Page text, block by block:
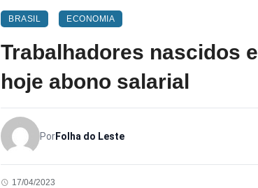
BRASIL ECONOMIA
Trabalhadores nascidos
hoje abono salarial
PorFolha do Leste
17/04/2023